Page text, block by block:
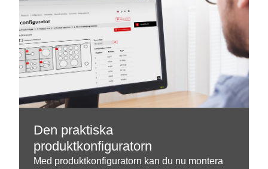
Den praktiska
produktkonfiguratorn
Med produktkonfiguratorn kan du nu montera